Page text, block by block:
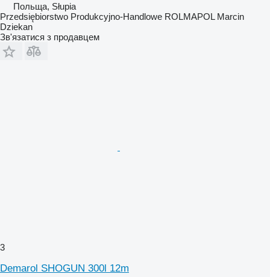
Польща, Słupia
Przedsiębiorstwo Produkcyjno-Handlowe ROLMAPOL Marcin
Dziekan
Зв'язатися з продавцем
3
Demarol SHOGUN 300l 12m